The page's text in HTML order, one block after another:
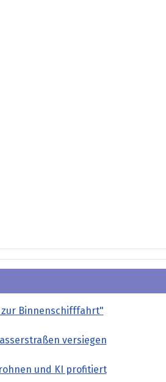
Binnenschifffahrt"
versiegen
und KI profitiert